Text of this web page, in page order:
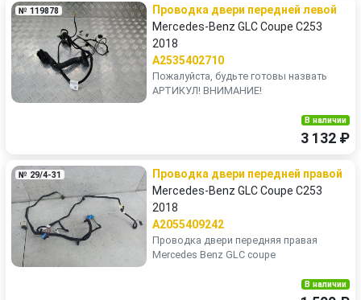
№ 119878
Проводка двери передней левой
Mercedes-Benz GLC Coupe C253
2018
A2535402710
Пожалуйста, будьте готовы назвать
АРТИКУЛ! ВНИМАНИЕ!
В наличии
3 132 ₽
№ 29/4-31
Проводка двери передней правой
Mercedes-Benz GLC Coupe C253
2018
A2055409242
Проводка двери передняя правая
Mercedes Benz GLC coupe
В наличии